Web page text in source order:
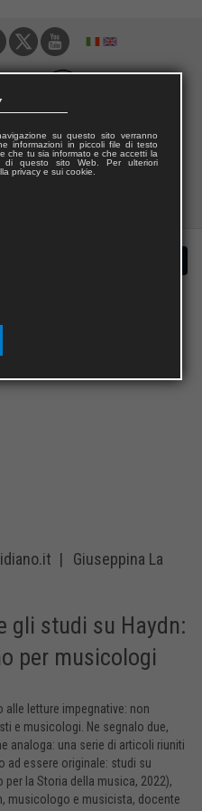
|
Giuseppina La
gli studi su Haydn:
per musicologi
alle letture impegnative: non
e musicologi. Ne segnalo due,
analoga: una serie di articoli riuniti
ad essere originale: studi su
la Storia della musica, 2022),
musicologo e musicista, docente
su questo sito verranno
informazioni in piccoli file di testo
che tu sia informato e che accetti la
questo sito Web. Per ulteriori
privacy e sui cookie.